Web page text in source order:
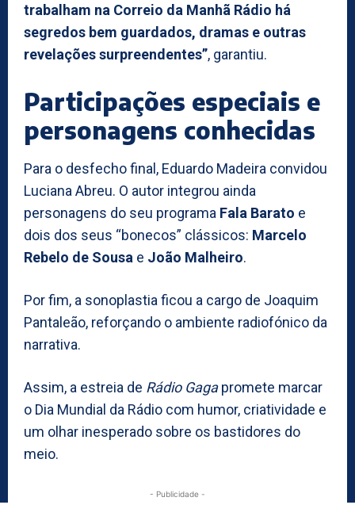
trabalham na Correio da Manhã Rádio há
segredos bem guardados, dramas e outras
revelações surpreendentes”, garantiu.
Participações especiais e
personagens conhecidas
Para o desfecho final, Eduardo Madeira convidou
Luciana Abreu. O autor integrou ainda
personagens do seu programa Fala Barato e
dois dos seus “bonecos” clássicos: Marcelo
Rebelo de Sousa e João Malheiro.
Por fim, a sonoplastia ficou a cargo de Joaquim
Pantaleão, reforçando o ambiente radiofónico da
narrativa.
Assim, a estreia de Rádio Gagapromete marcar
o Dia Mundial da Rádio com humor, criatividade e
um olhar inesperado sobre os bastidores do
meio.
- Publicidade -